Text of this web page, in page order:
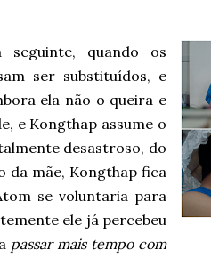
quando os
ser substituídos, e
ela não o queira e
e Kongthap assume o
desastroso, do
da mãe, Kongthap fica
se voluntaria para
ele já percebeu
passar mais tempo com